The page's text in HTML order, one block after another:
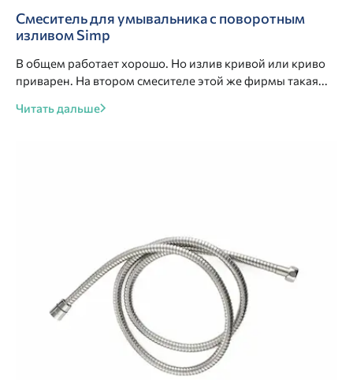
Смеситель для умывальника с поворотным
изливом Simp
В общем работает хорошо. Но излив кривой или криво
приварен. На втором смесителе этой же фирмы такая...
Читать дальше